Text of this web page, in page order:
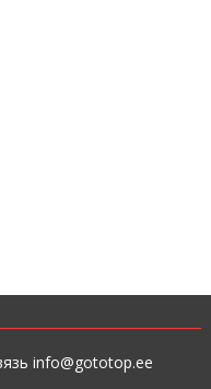
info@gototop.ee